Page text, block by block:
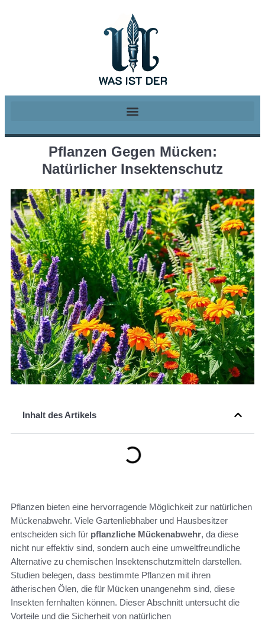
Pflanzen Gegen Mücken:
Natürlicher Insektenschutz
Inhalt des Artikels
Pflanzen bieten eine hervorragende Möglichkeit zur natürlichen
Mückenabwehr. Viele Gartenliebhaber und Hausbesitzer
entscheiden sich für pflanzliche Mückenabwehr, da diese
nicht nur effektiv sind, sondern auch eine umweltfreundliche
Alternative zu chemischen Insektenschutzmitteln darstellen.
Studien belegen, dass bestimmte Pflanzen mit ihren
ätherischen Ölen, die für Mücken unangenehm sind, diese
Insekten fernhalten können. Dieser Abschnitt untersucht die
Vorteile und die Sicherheit von natürlichen